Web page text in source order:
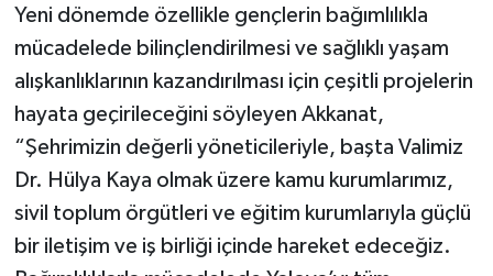
Yeni dönemde özellikle gençlerin bağımlılıkla
mücadelede bilinçlendirilmesi ve sağlıklı yaşam
alışkanlıklarının kazandırılması için çeşitli projelerin
hayata geçirileceğini söyleyen Akkanat,
“Şehrimizin değerli yöneticileriyle, başta Valimiz
Dr. Hülya Kaya olmak üzere kamu kurumlarımız,
sivil toplum örgütleri ve eğitim kurumlarıyla güçlü
bir iletişim ve iş birliği içinde hareket edeceğiz.